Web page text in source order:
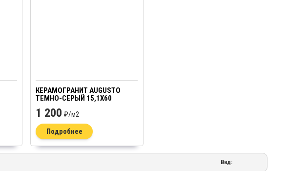
КЕРАМОГРАНИТ AUGUSTO
ТЕМНО-СЕРЫЙ 15,1Х60
1 200 ₽/м2
Подробнее
Вид: